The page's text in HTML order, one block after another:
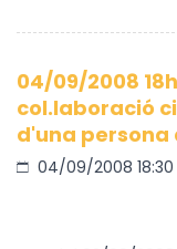
04/09/2008
col.laboració
d'una
04/09/2008 18:30